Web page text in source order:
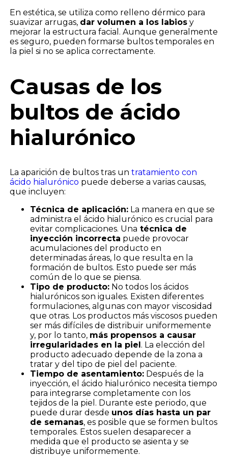
En estética, se utiliza como relleno dérmico para
suavizar arrugas, dar volumen a los labiosy
mejorar la estructura facial. Aunque generalmente
es seguro, pueden formarse bultos temporales en
la piel si no se aplica correctamente.
Causas de los
bultos de ácido
hialurónico
La aparición de bultos tras un tratamiento con
ácido hialurónico puede deberse a varias causas,
que incluyen:
Técnica de aplicación:La manera en que se
administra el ácido hialurónico es crucial para
evitar complicaciones. Una técnica de
inyección incorrecta puede provocar
acumulaciones del producto en
determinadas áreas, lo que resulta en la
formación de bultos. Esto puede ser más
común de lo que se piensa.
Tipo de producto:No todos los ácidos
hialurónicos son iguales. Existen diferentes
formulaciones, algunas con mayor viscosidad
que otras. Los productos más viscosos pueden
ser más difíciles de distribuir uniformemente
y, por lo tanto, más propensos a causar
irregularidades en la piel . La elección del
producto adecuado depende de la zona a
tratar y del tipo de piel del paciente.
Tiempo de asentamiento:Después de la
inyección, el ácido hialurónico necesita tiempo
para integrarse completamente con los
tejidos de la piel. Durante este periodo, que
puede durar desde unos días hasta un par
de semanas, es posible que se formen bultos
temporales. Estos suelen desaparecer a
medida que el producto se asienta y se
distribuye uniformemente.